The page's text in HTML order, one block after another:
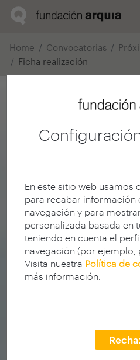
En este sitio web usamos
para recabar información
navegación y para
personalizada basada en
teniendo en cuenta el
navegación (por ejemplo,
Visita nuestra Política de
más información.
Home Convocatorias
Ficha realización